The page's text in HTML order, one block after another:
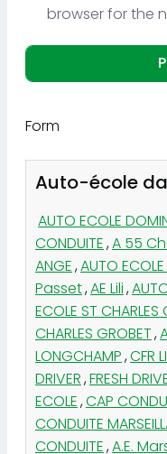
browser for the
Form
Auto-école
AUTO ECOLE
CONDUITE,A 55
ANGE,AUTO
Passet,AE Lili,
ECOLE ST CHARLES
CHARLES GROBET,
LONGCHAMP,CFR
DRIVER,FRESH
ECOLE,CAP
CONDUITE
CONDUITE,A.E.